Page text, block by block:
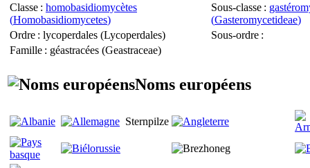
Classe : homobasidiomycètes
(Homobasidiomycetes)
Sous-classe :
(Gasteromycetideae)
Ordre : lycoperdales (Lycoperdales) Sous-ordre :
Famille : géastracées (Geastraceae)
Noms européens
Sternpilze